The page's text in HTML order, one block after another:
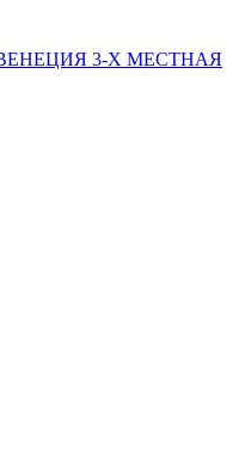
ВЕНЕЦИЯ 3-Х МЕСТНАЯ